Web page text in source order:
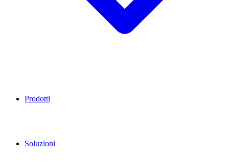
Prodotti
Soluzioni